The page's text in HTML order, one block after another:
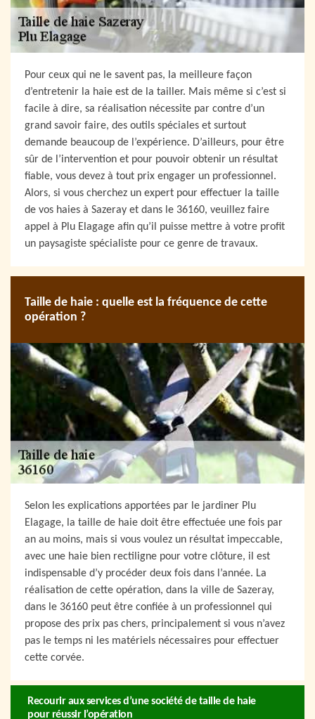
Pour ceux qui ne le savent pas, la meilleure façon
d’entretenir la haie est de la tailler. Mais même si c’est si
facile à dire, sa réalisation nécessite par contre d’un
grand savoir faire, des outils spéciales et surtout
demande beaucoup de l’expérience. D’ailleurs, pour être
sûr de l’intervention et pour pouvoir obtenir un résultat
fiable, vous devez à tout prix engager un professionnel.
Alors, si vous cherchez un expert pour effectuer la taille
de vos haies à Sazeray et dans le 36160, veuillez faire
appel à Plu Elagage afin qu’il puisse mettre à votre profit
un paysagiste spécialiste pour ce genre de travaux.
Taille de haie : quelle est la fréquence de cette
opération ?
Selon les explications apportées par le jardiner Plu
Elagage, la taille de haie doit être effectuée une fois par
an au moins, mais si vous voulez un résultat impeccable,
avec une haie bien rectiligne pour votre clôture, il est
indispensable d’y procéder deux fois dans l’année. La
réalisation de cette opération, dans la ville de Sazeray,
dans le 36160 peut être confiée à un professionnel qui
propose des prix pas chers, principalement si vous n’avez
pas le temps ni les matériels nécessaires pour effectuer
cette corvée.
Recourir aux services d’une société de taille de haie
pour réussir l’opération